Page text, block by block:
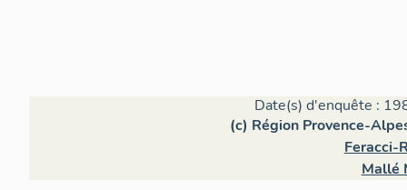
Date(s) d'enquête :
(c) Région Provence-
Feracci-
Mallé